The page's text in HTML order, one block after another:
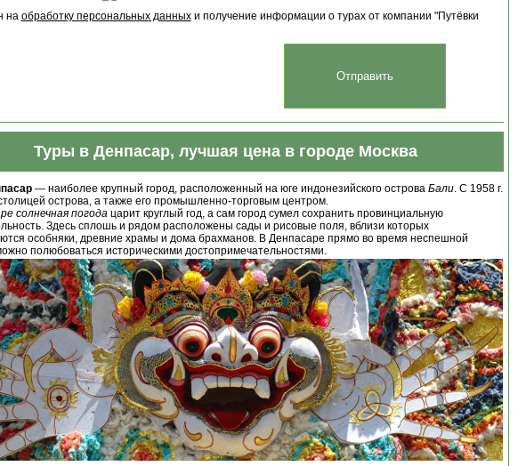
на обработку персональных данныхи получение информации о турах от компании "Путёвки
Туры в Денпасар, лучшая цена в городе Москва
— наиболее крупный город, расположенный на юге индонезийского острова Бали. С 1958 г.
острова, а также его промышленно-торговым центром.
солнечная погодацарит круглый год, а сам город сумел сохранить провинциальную
Здесь сплошь и рядом расположены сады и рисовые поля, вблизи которых
особняки, древние храмы и дома брахманов. В Денпасаре прямо во время неспешной
полюбоваться историческими достопримечательностями.